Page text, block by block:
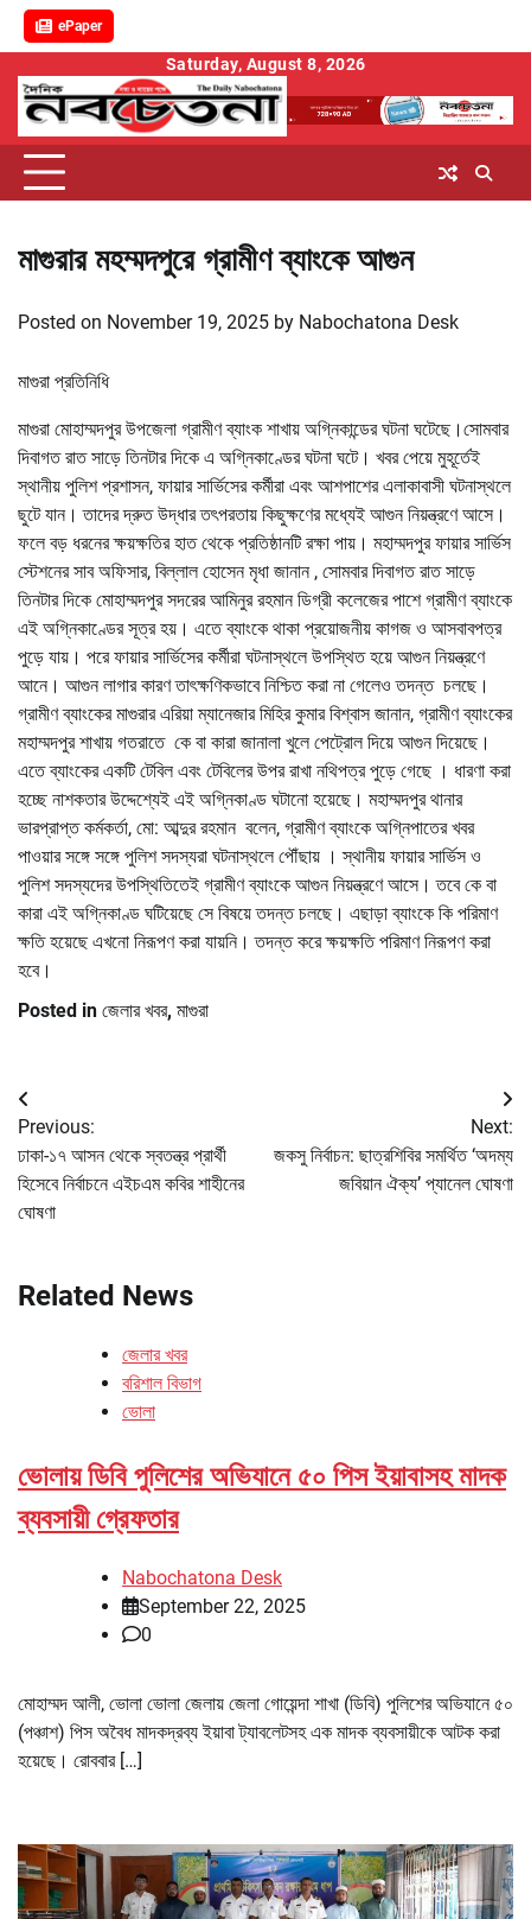
ePaper
content
Saturday, August 8, 2026
মাগুরার মহম্মদপুরে গ্রামীণ ব্যাংকে আগুন
Posted on November 19, 2025 by Nabochatona Desk
মাগুরা প্রতিনিধি
মাগুরা মোহাম্মদপুর উপজেলা গ্রামীণ ব্যাংক শাখায় অগ্নিকান্ডের ঘটনা ঘটেছে।সোমবার
দিবাগত রাত সাড়ে তিনটার দিকে এ অগ্নিকাণ্ডের ঘটনা ঘটে। খবর পেয়ে মুহূর্তেই
স্থানীয় পুলিশ প্রশাসন, ফায়ার সার্ভিসের কর্মীরা এবং আশপাশের এলাকাবাসী ঘটনাস্থলে
ছুটে যান। তাদের দ্রুত উদ্ধার তৎপরতায় কিছুক্ষণের মধ্যেই আগুন নিয়ন্ত্রণে আসে।
ফলে বড় ধরনের ক্ষয়ক্ষতির হাত থেকে প্রতিষ্ঠানটি রক্ষা পায়। মহাম্মদপুর ফায়ার সার্ভিস
স্টেশনের সাব অফিসার, বিল্লাল হোসেন মৃধা জানান , সোমবার দিবাগত রাত সাড়ে
তিনটার দিকে মোহাম্মদপুর সদরের আমিনুর রহমান ডিগ্রী কলেজের পাশে গ্রামীণ ব্যাংকে
এই অগ্নিকাণ্ডের সূত্র হয়। এতে ব্যাংকে থাকা প্রয়োজনীয় কাগজ ও আসবাবপত্র
পুড়ে যায়। পরে ফায়ার সার্ভিসের কর্মীরা ঘটনাস্থলে উপস্থিত হয়ে আগুন নিয়ন্ত্রণে
আনে। আগুন লাগার কারণ তাৎক্ষণিকভাবে নিশ্চিত করা না গেলেও তদন্ত চলছে।
গ্রামীণ ব্যাংকের মাগুরার এরিয়া ম্যানেজার মিহির কুমার বিশ্বাস জানান, গ্রামীণ ব্যাংকের
মহাম্মদপুর শাখায় গতরাতে কে বা কারা জানালা খুলে পেট্রোল দিয়ে আগুন দিয়েছে।
এতে ব্যাংকের একটি টেবিল এবং টেবিলের উপর রাখা নথিপত্র পুড়ে গেছে । ধারণা করা
হচ্ছে নাশকতার উদ্দেশ্যেই এই অগ্নিকাণ্ড ঘটানো হয়েছে। মহাম্মদপুর থানার
ভারপ্রাপ্ত কর্মকর্তা, মো: আব্দুর রহমান বলেন, গ্রামীণ ব্যাংকে অগ্নিপাতের খবর
পাওয়ার সঙ্গে সঙ্গে পুলিশ সদস্যরা ঘটনাস্থলে পৌঁছায় । স্থানীয় ফায়ার সার্ভিস ও
পুলিশ সদস্যদের উপস্থিতিতেই গ্রামীণ ব্যাংকে আগুন নিয়ন্ত্রণে আসে। তবে কে বা
কারা এই অগ্নিকাণ্ড ঘটিয়েছে সে বিষয়ে তদন্ত চলছে। এছাড়া ব্যাংকে কি পরিমাণ
ক্ষতি হয়েছে এখনো নিরূপণ করা যায়নি। তদন্ত করে ক্ষয়ক্ষতি পরিমাণ নিরূপণ করা
হবে।
Posted in জেলার খবর, মাগুরা
Post
navigation
Previous:
ঢাকা-১৭ আসন থেকে স্বতন্ত্র প্রার্থী
হিসেবে নির্বাচনে এইচএম কবির শাহীনের
ঘোষণা
Next:
জকসু নির্বাচন: ছাত্রশিবির সমর্থিত ‘অদম্য
জবিয়ান ঐক্য’ প্যানেল ঘোষণা
Related News
জেলার খবর
বরিশাল বিভাগ
ভোলা
ভোলায় ডিবি পুলিশের অভিযানে ৫০ পিস ইয়াবাসহ মাদক
ব্যবসায়ী গ্রেফতার
Nabochatona Desk
September 22, 2025
0
মোহাম্মদ আলী, ভোলা ভোলা জেলায় জেলা গোয়েন্দা শাখা (ডিবি) পুলিশের অভিযানে ৫০
(পঞ্চাশ) পিস অবৈধ মাদকদ্রব্য ইয়াবা ট্যাবলেটসহ এক মাদক ব্যবসায়ীকে আটক করা
হয়েছে। রোববার […]